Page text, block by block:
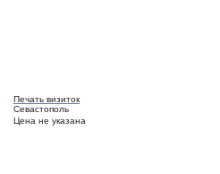
Печать визиток
Севастополь
Цена не указана